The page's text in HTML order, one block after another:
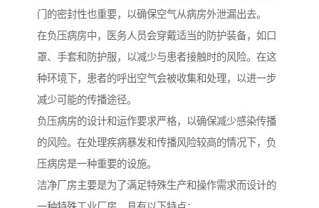
门的密封性也重要，以确保空气从病房外泄漏出去。
在负压病房中，医务人员会穿戴适当的防护装备，如口
罩、手套和防护服，以减少与患者接触时的风险。在这
种环境下，患者的呼出空气会被收集和处理，以进一步
减少可能的传播途径。
负压病房的设计和运作要求严格，以确保减少感染传播
的风险。在处理疾病暴发和传播风险较高的情况下，负
压病房是一种重要的设施。
洁净厂房主要是为了满足特殊生产和操作需求而设计的